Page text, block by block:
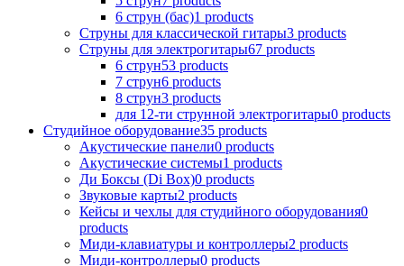
6 струн (бас)1 products
Струны для классической гитары3 products
Струны для электрогитары67 products
6 струн53 products
7 струн6 products
8 струн3 products
для 12-ти струнной электрогитары0 products
Студийное оборудование35 products
Акустические панели0 products
Акустические системы1 products
Ди Боксы (Di Box)0 products
Звуковые карты2 products
Кейсы и чехлы для студийного оборудования0
products
Миди-клавиатуры и контроллеры2 products
Миди-контроллеры0 products